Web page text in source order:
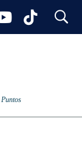
search
Puntos